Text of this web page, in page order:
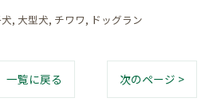
大型犬 チワワ ドッグラン
一覧に戻る 次のページ >